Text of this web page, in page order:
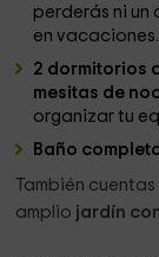
perderás ni un
en vacaciones.
2 dormitorios
mesitas de
organizar tu
Baño
También
amplio jardín